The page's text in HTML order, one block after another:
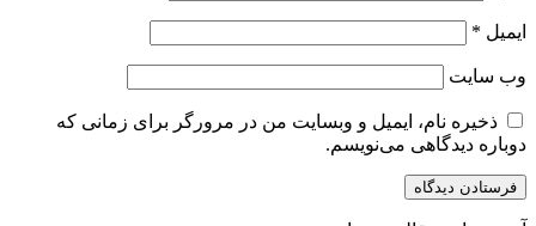
ایمیل *
وب‌ سایت
ذخیره نام، ایمیل و وبسایت من در مرورگر برای زمانی که
دوباره دیدگاهی می‌نویسم.